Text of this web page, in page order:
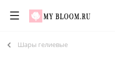
Шары гелиевые